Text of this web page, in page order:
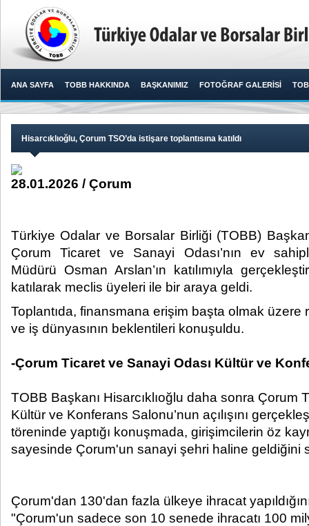
ANA SAYFA TOBB HAKKINDA BAŞKANIMIZ FOTOĞRAF GALERİSİ
Hisarcıklıoğlu, Çorum TSO’da istişare toplantısına katıldı
28.01.2026 / Çorum
Türkiye Odalar ve Borsalar Birliği (TOBB)
Çorum Ticaret ve Sanayi Odası’nın ev
Müdürü Osman Arslan’ın katılımıyla
katılarak meclis üyeleri ile bir araya geldi.​
Toplantıda, finansmana erişim başta olmak üzere
ve iş dünyasının beklentileri konuşuldu.
-Çorum Ticaret ve Sanayi Odası Kültür ve
TOBB Başkanı Hisarcıklıoğlu daha sonra Çorum
Kültür ve Konferans Salonu’nun açılışını
töreninde yaptığı konuşmada, girişimcilerin öz
sayesinde Çorum'un sanayi şehri haline geldiğini
Çorum'dan 130'dan fazla ülkeye ihracat
"Çorum'un sadece son 10 senede ihracatı 100